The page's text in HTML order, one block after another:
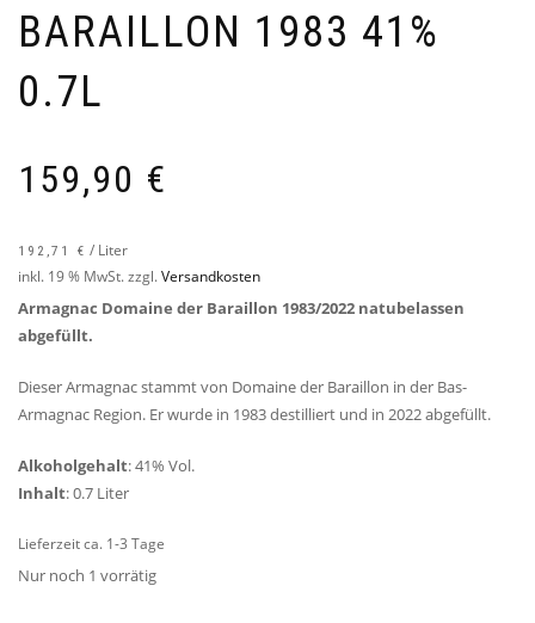
BARAILLON 1983 41%
0.7L
159,90 €
192,71 € / Liter
inkl. 19 % MwSt.zzgl.Versandkosten
Armagnac Domaine der Baraillon 1983/2022 natubelassen
abgefüllt.
Dieser Armagnac stammt von Domaine der Baraillon in der Bas-
Armagnac Region. Er wurde in 1983 destilliert und in 2022 abgefüllt.
Alkoholgehalt: 41% Vol.
Inhalt: 0.7 Liter
Lieferzeit ca. 1-3 Tage
Nur noch 1 vorrätig